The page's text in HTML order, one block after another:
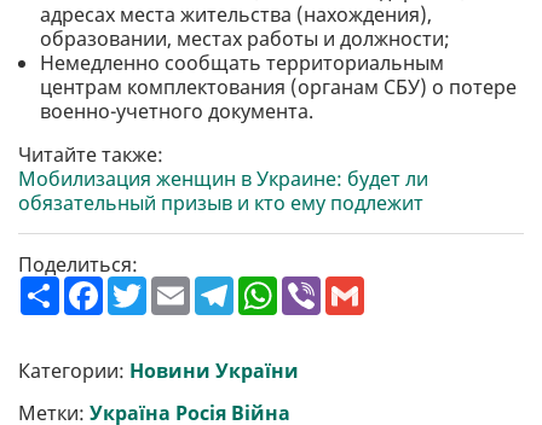
адресах места жительства (нахождения),
образовании, местах работы и должности;
Немедленно сообщать территориальным
центрам комплектования (органам СБУ) о потере
военно-учетного документа.
Читайте также:
Мобилизация женщин в Украине: будет ли
обязательный призыв и кто ему подлежит
Поделиться:
П
о
р
и
т
F
a
b
o
o
T
w
t
e
r
E
m
l
T
e
g
r
a
W
h
s
A
p
V
Категории: Новини України
Метки: Україна Росія Війна